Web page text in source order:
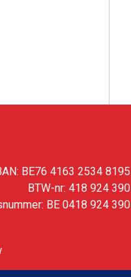
BE76 4163 2534 8195
BTW-nr: 418 924 390
BE 0418 924 390